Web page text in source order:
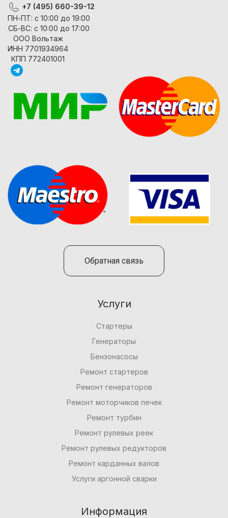
+7 (495) 660-39-12
ПН-ПТ: с 10:00 до 19:00
СБ-ВС: с 10:00 до 17:00
ООО Вольтаж
ИНН 7701934964
КПП 772401001
Обратная связь
Услуги
Стартеры
Генераторы
Бензонасосы
Ремонт стартеров
Ремонт генераторов
Ремонт моторчиков печек
Ремонт турбин
Ремонт рулевых реек
Ремонт рулевых редукторов
Ремонт карданных валов
Услуги аргонной сварки
Информация